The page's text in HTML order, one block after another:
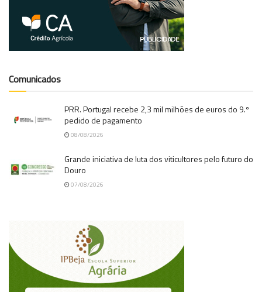
Comunicados
PRR. Portugal recebe 2,3 mil milhões de euros do 9.º
pedido de pagamento
08/08/2026
Grande iniciativa de luta dos viticultores pelo futuro do
Douro
07/08/2026